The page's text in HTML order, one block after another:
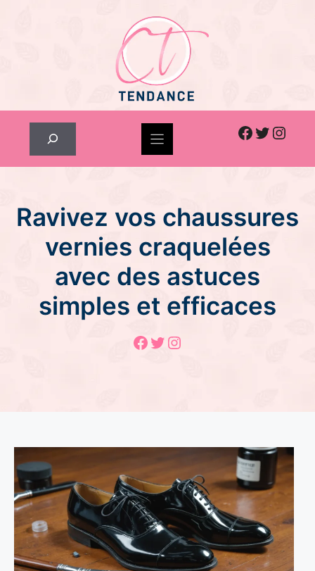
Facebook
Twitter
Ravivez vos chaussures
vernies craquelées
avec des astuces
simples et efficaces
Facebook
Twitter
Instagram